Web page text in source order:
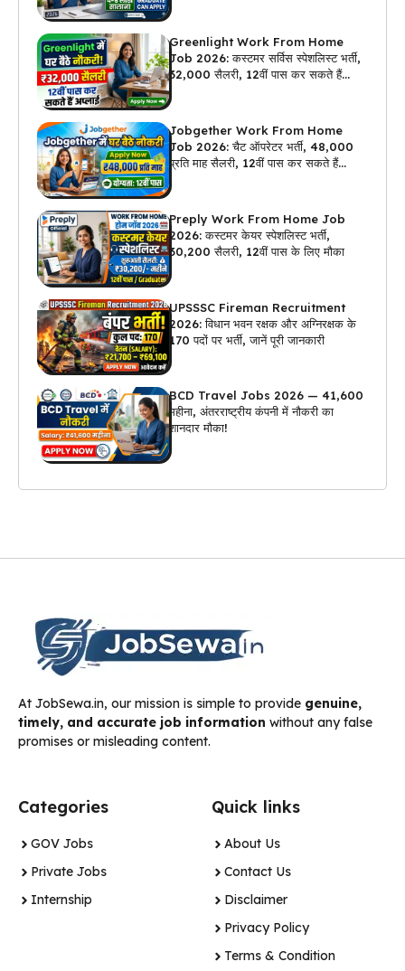
Greenlight Work From Home
Job 2026: कस्टमर सर्विस स्पेशलिस्ट भर्ती,
₹32,000 सैलरी, 12वीं पास कर सकते हैं
Jobgether Work From Home
Job 2026: चैट ऑपरेटर भर्ती, ₹48,000
प्रति माह सैलरी, 12वीं पास कर सकते हैं
Preply Work From Home Job
2026: कस्टमर केयर स्पेशलिस्ट भर्ती,
₹30,200 सैलरी, 12वीं पास के लिए मौका
UPSSSC Fireman Recruitment
2026: विधान भवन रक्षक और अग्निरक्षक के
170 पदों पर भर्ती, जानें पूरी जानकारी
BCD Travel Jobs 2026 — ₹41,600
महीना, अंतरराष्ट्रीय कंपनी में नौकरी का
शानदार मौका!
At JobSewa.in, our mission is simple to provide genuine,
timely, and accurate job information without any false
promises or misleading content.
Categories
GOV Jobs
Private Jobs
Internship
Quick links
About Us
Contact Us
Disclaimer
Privacy Policy
Terms & Condition